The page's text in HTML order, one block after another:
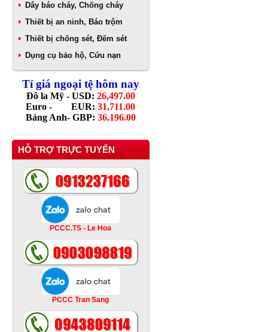
Dây báo cháy, Chống cháy
Thiết bị an ninh, Báo trộm
Thiết bị chống sét, Đếm sét
Dụng cụ bảo hộ, Cứu nạn
Tỉ giá ngoại tệ hôm nay
Đô la Mỹ - USD: 26,497.00
Euro - EUR: 31,711.00
Bảng Anh- GBP: 36,196.00
HỖ TRỢ TRỰC TUYẾN
PCCC.TS - Le Hoa
PCCC Tran Sang